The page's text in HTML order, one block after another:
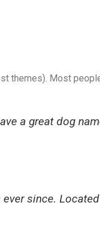
themes). Most
a great dog
since.